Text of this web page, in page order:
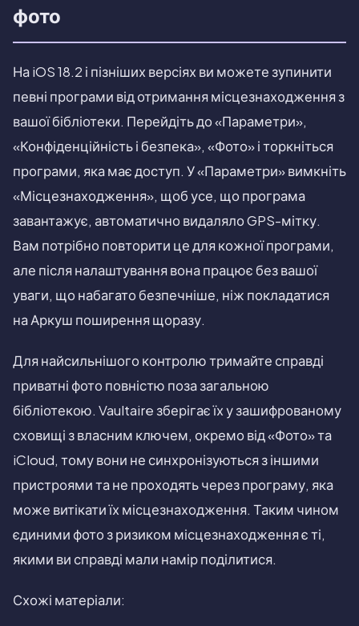
фото
На iOS 18.2 і пізніших версіях ви можете зупинити
певні програми від отримання місцезнаходження з
вашої бібліотеки. Перейдіть до «Параметри»,
«Конфіденційність і безпека», «Фото» і торкніться
програми, яка має доступ. У «Параметри» вимкніть
«Місцезнаходження», щоб усе, що програма
завантажує, автоматично видаляло GPS-мітку.
Вам потрібно повторити це для кожної програми,
але після налаштування вона працює без вашої
уваги, що набагато безпечніше, ніж покладатися
на Аркуш поширення щоразу.
Для найсильнішого контролю тримайте справді
приватні фото повністю поза загальною
бібліотекою. Vaultaire зберігає їх у зашифрованому
сховищі з власним ключем, окремо від «Фото» та
iCloud, тому вони не синхронізуються з іншими
пристроями та не проходять через програму, яка
може витікати їх місцезнаходження. Таким чином
єдиними фото з ризиком місцезнаходження є ті,
якими ви справді мали намір поділитися.
Схожі матеріали: